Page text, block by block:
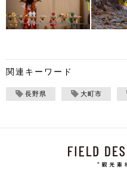
関連キーワード
長野県 大町市